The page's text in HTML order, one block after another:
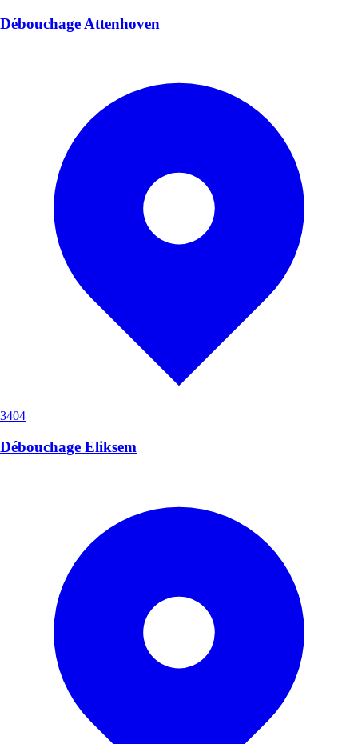
Débouchage Attenhoven
3404
Débouchage Eliksem